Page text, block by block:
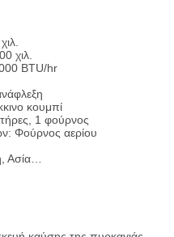
χιλ.
BTU/hr
κουμπί
1 φούρνος
Φούρνος αερίου
Ασία…